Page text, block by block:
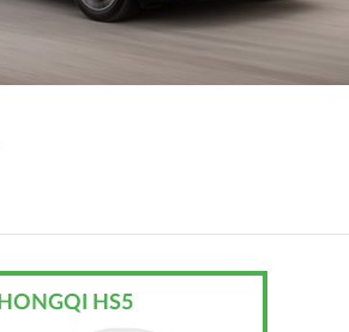
HONGQI HS5